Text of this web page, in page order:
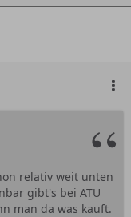
relativ weit unten
gibt's bei ATU
man da was kauft.